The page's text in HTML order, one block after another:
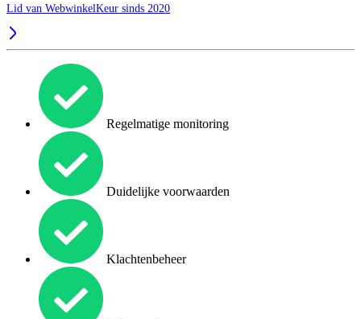
Lid van WebwinkelKeur sinds 2020
Regelmatige monitoring
Duidelijke voorwaarden
Klachtenbeheer